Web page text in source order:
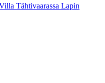
Tähtivaarassa Lapin